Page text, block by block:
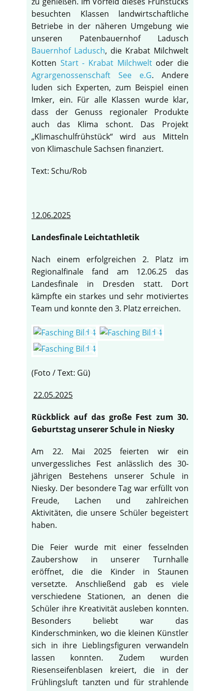
besuchten Klassen landwirtschaftliche
Betriebe in der näheren Umgebung wie
unseren Patenbauernhof Ladusch
Bauernhof Ladusch, die Krabat Milchwelt
Kotten Start - Krabat Milchweltoder die
Agrargenossenschaft See e.G. Andere
luden sich Experten, zum Beispiel einen
Imker, ein. Für alle Klassen wurde klar,
dass der Genuss regionaler Produkte
auch das Klima schont. Das Projekt
„Klimaschulfrühstück“ wird aus Mitteln
von Klimaschule Sachsen finanziert.
Text: Schu/Rob
12.06.2025
Landesfinale Leichtathletik
Nach einem erfolgreichen 2. Platz im
Regionalfinale fand am 12.06.25 das
Landesfinale in Dresden statt. Dort
kämpfte ein starkes und sehr motiviertes
Team und konnte den 3. Platz erreichen.
(Foto / Text: Gü)
22.05.2025
Rückblick auf das große Fest zum 30.
Geburtstag unserer Schule in Niesky
Am 22. Mai 2025 feierten wir ein
unvergessliches Fest anlässlich des 30-
jährigen Bestehens unserer Schule in
Niesky. Der besondere Tag war erfüllt von
Freude, Lachen und zahlreichen
Aktivitäten, die unsere Schüler begeistert
haben.
Die Feier wurde mit einer fesselnden
Zaubershow in unserer Turnhalle
eröffnet, die die Kinder in Staunen
versetzte. Anschließend gab es viele
verschiedene Stationen, an denen die
Schüler ihre Kreativität ausleben konnten.
Besonders beliebt war das
Kinderschminken, wo die kleinen Künstler
sich in ihre Lieblingsfiguren verwandeln
lassen konnten. Zudem wurden
Riesenseifenblasen kreiert, die in der
Frühlingsluft tanzten und für strahlende